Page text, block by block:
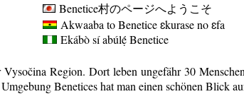
Benetice村のページへようこそ
Akwaaba to Benetice ɛkurase no ɛfa
Ekábò sí abúlẹ́Benetice
Region. Dort leben ungefähr 30
Benetices hat man einen schönen Blick